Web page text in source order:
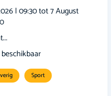
| 09:30 tot 7 August
Sport